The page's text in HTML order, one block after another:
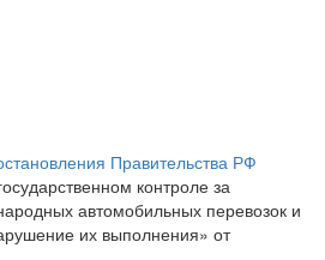
Правительства РФ
контроле за
автомобильных перевозок и
их выполнения» от